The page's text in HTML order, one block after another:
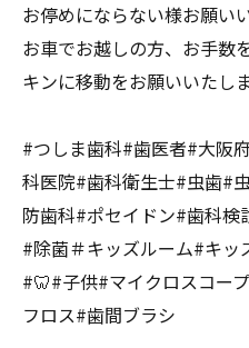
お停めにならない様お願い
お車でお越しの方、お手数
キンに移動をお願いいたし
#つしま歯科#歯医者#大阪
科医院#歯科衛生士#虫歯#
防歯科#ポセイドン#歯科
#除菌＃キッズルーム#キッ
#🦷#子供#マイクロスコー
フロス#歯間ブラシ